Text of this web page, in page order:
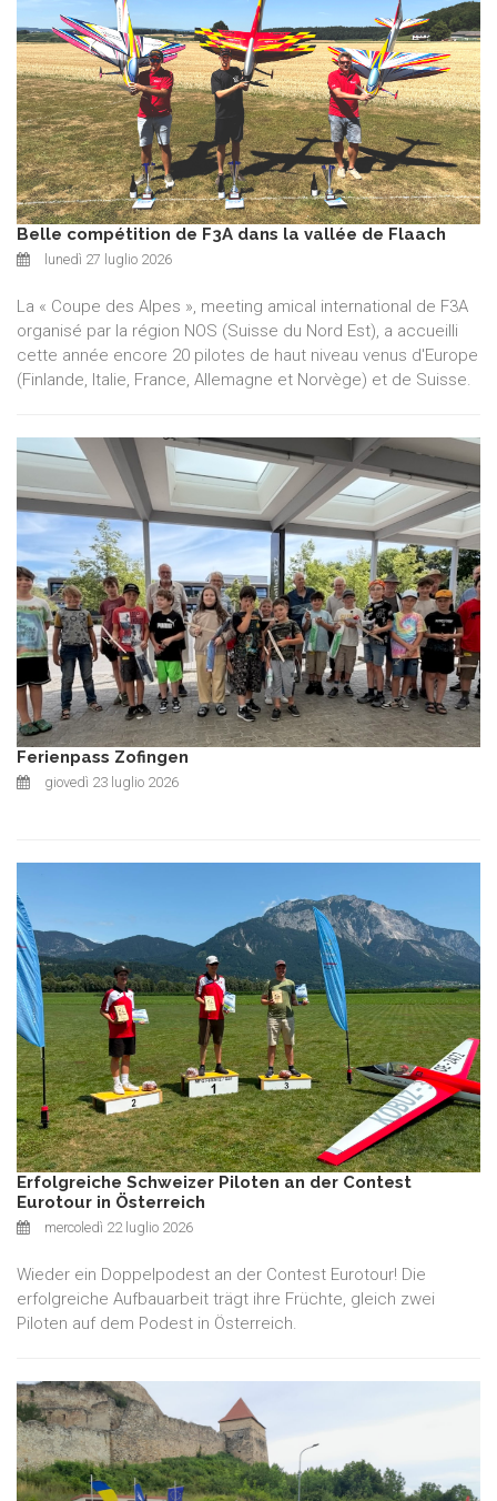
Belle compétition de F3A dans la vallée de Flaach
lunedì 27 luglio 2026
La « Coupe des Alpes », meeting amical international de F3A
organisé par la région NOS (Suisse du Nord Est), a accueilli
cette année encore 20 pilotes de haut niveau venus d'Europe
(Finlande, Italie, France, Allemagne et Norvège) et de Suisse.
Ferienpass Zofingen
giovedì 23 luglio 2026
Erfolgreiche Schweizer Piloten an der Contest
Eurotour in Österreich
mercoledì 22 luglio 2026
Wieder ein Doppelpodest an der Contest Eurotour! Die
erfolgreiche Aufbauarbeit trägt ihre Früchte, gleich zwei
Piloten auf dem Podest in Österreich.